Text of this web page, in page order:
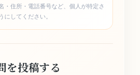
・住所・電話番号など、個人が特定さ
にしてください。
を投稿する